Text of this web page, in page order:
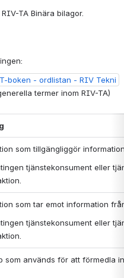
TA Binära bilagor.
boken - ordlistan - RIV Tekni
termer inom RIV-TA)
som tillgängliggör
tjänstekonsument eller
som tar emot information
tjänstekonsument eller
som används för att förmedla